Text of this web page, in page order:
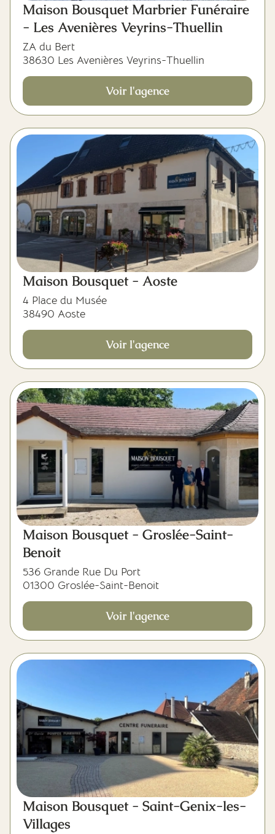
Maison Bousquet Marbrier Funéraire
- Les Avenières Veyrins-Thuellin
ZA du Bert
38630 Les Avenières Veyrins-Thuellin
Voir l'agence
Maison Bousquet - Aoste
4 Place du Musée
38490 Aoste
Voir l'agence
Maison Bousquet - Groslée-Saint-
Benoit
536 Grande Rue Du Port
01300 Groslée-Saint-Benoit
Voir l'agence
Maison Bousquet - Saint-Genix-les-
Villages